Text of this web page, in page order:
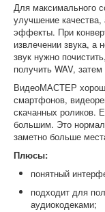
Для максимального
улучшение качества,
эффекты. При
извлечении звука, а
звук нужно
получить WAV,
ВидеоМАСТЕР
смартфонов,
скачанных роликов.
большим. Это
заметно больше
Плюсы:
понятный
подходит для
аудиокодеками;